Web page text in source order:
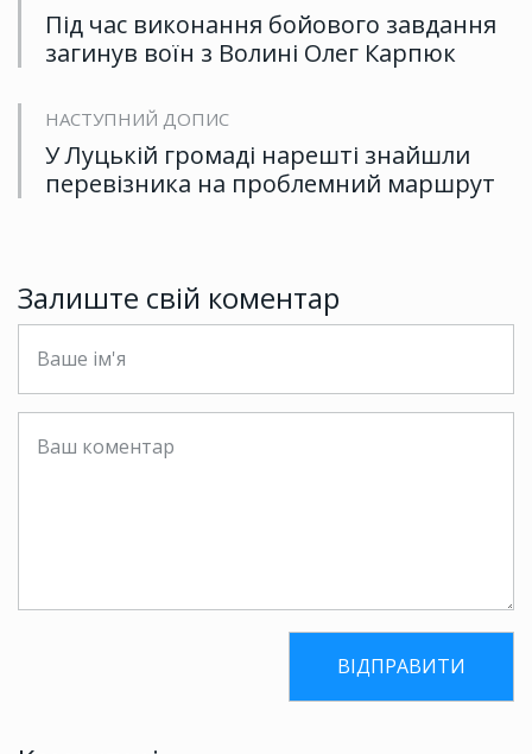
Під час виконання бойового завдання
загинув воїн з Волині Олег Карпюк
НАСТУПНИЙ ДОПИС
У Луцькій громаді нарешті знайшли
перевізника на проблемний маршрут
Залиште свій коментар